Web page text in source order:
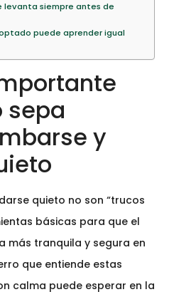
levanta siempre antes de
puede aprender igual
sepa
y
quieto no son “trucos
básicas para que el
más tranquila y segura en
que entiende estas
calma puede esperar en la